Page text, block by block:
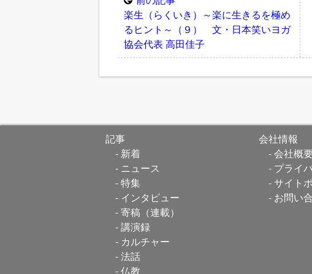
楽生（らくいき）～楽に生きるを極め
るヒント～（９） 文・日本笑いヨガ
協会代表 高田佳子
記事
新着
ニュース
特集
インタビュー
寄稿（連載）
講演録
カルチャー
法話
仏教
会社情報
会社概
プライ
サイト
お問い